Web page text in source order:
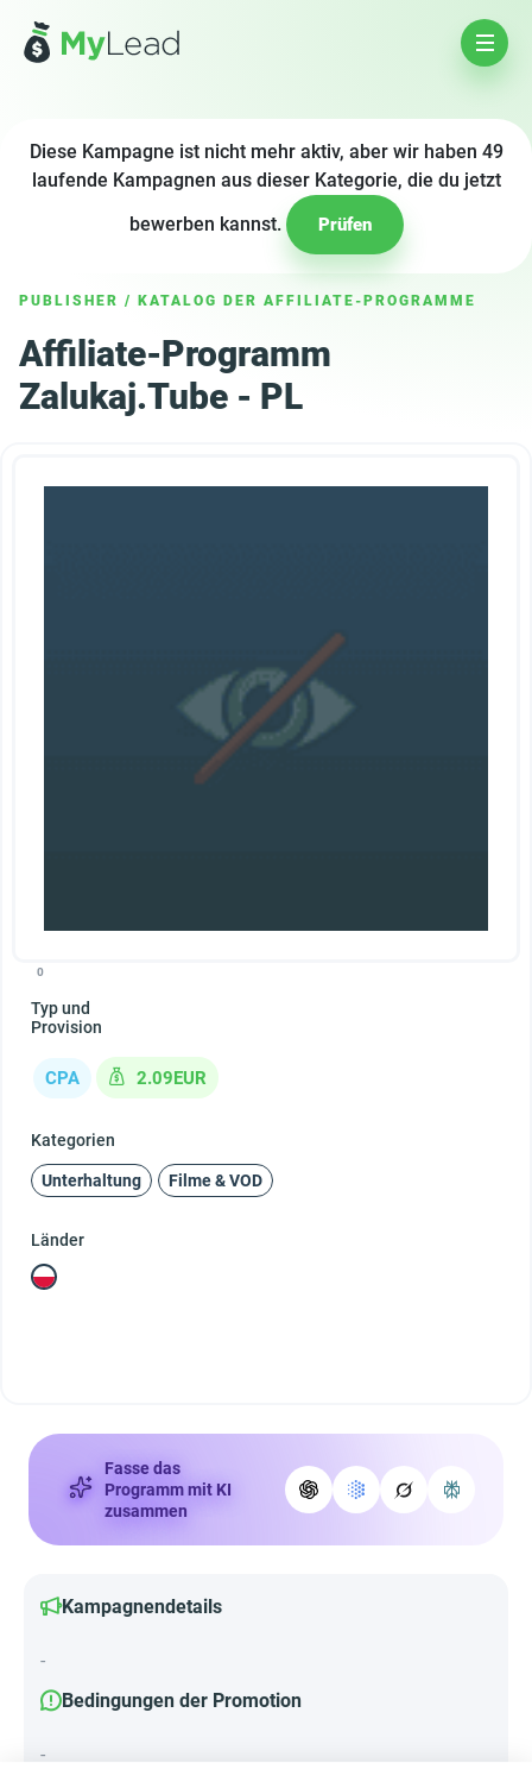
Diese Kampagne ist nicht mehr aktiv, aber wir haben 49
laufende Kampagnen aus dieser Kategorie, die du jetzt
bewerben kannst.
Prüfen
PUBLISHER / KATALOG DER AFFILIATE-PROGRAMME
Affiliate-Programm
Zalukaj.Tube - PL
0
Typ und
Provision
CPA 2.09EUR
Kategorien
Unterhaltung Filme & VOD
Länder
Fasse das
Programm mit KI
zusammen
Kampagnendetails
-
Bedingungen der Promotion
-